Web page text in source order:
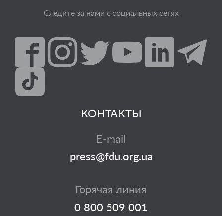
Следите за нами с социальных сетях
КОНТАКТЫ
E-mail
press@fdu.org.ua
Горячая линия
0 800 509 001